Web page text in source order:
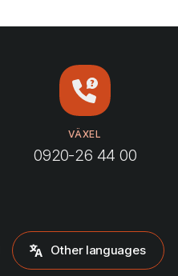
VÄXEL
0920-26 44 00
Other languages